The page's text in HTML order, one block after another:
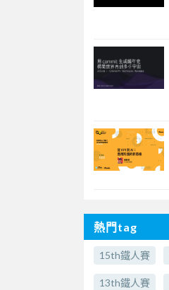
熱門tag
15th鐵人賽
13th鐵人賽